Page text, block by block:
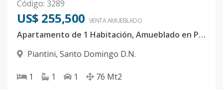
Código: 3289
US$ 255,500 VENTA AMUEBLADO
Apartamento de 1 Habitación, Amueblado en Piantini
Piantini, Santo Domingo D.N.
1 1 1 76 Mt2